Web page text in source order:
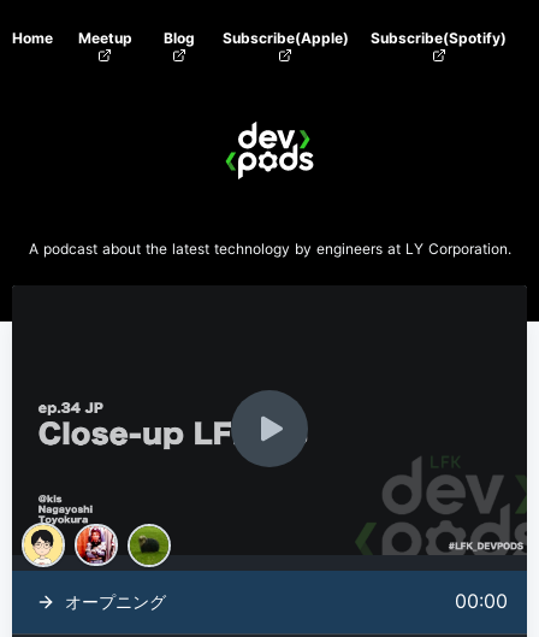
Home Meetup Blog Subscribe(Apple) Subscribe(Spotify)
A podcast about the latest technology by engineers at LY Corporation.
オープニング 00:00